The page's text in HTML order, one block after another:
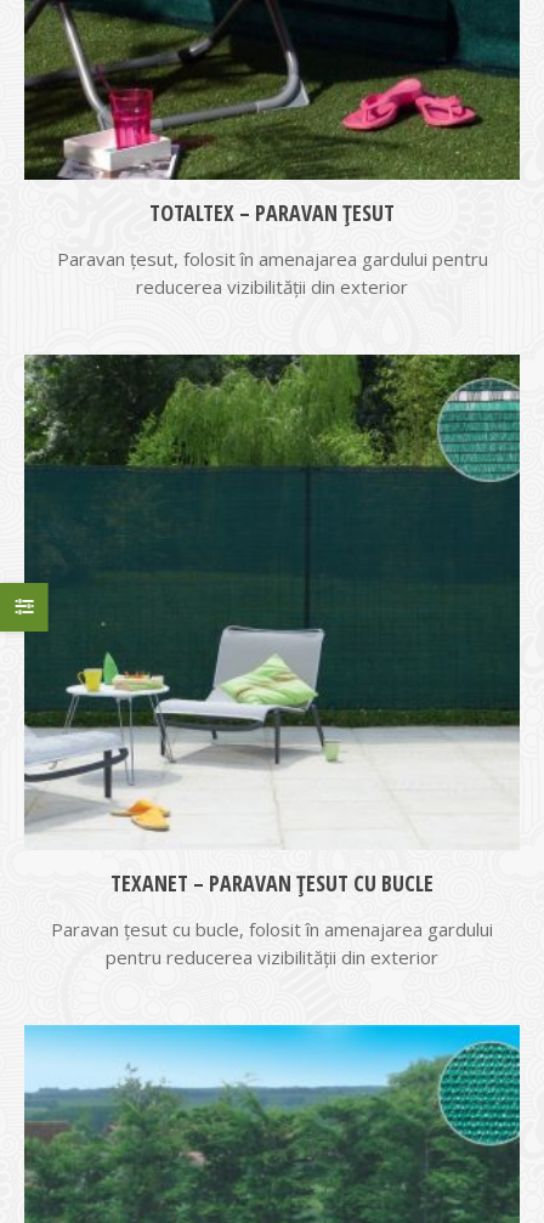
TOTALTEX – PARAVAN ȚESUT
Paravan țesut, folosit în amenajarea gardului pentru
reducerea vizibilității din exterior
TEXANET – PARAVAN ȚESUT CU BUCLE
Paravan țesut cu bucle, folosit în amenajarea gardului
pentru reducerea vizibilității din exterior